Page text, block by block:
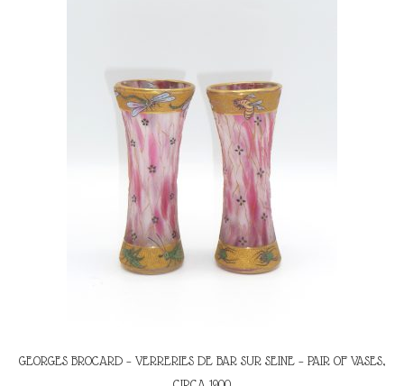
GEORGES BROCARD – VERRERIES DE BAR SUR SEINE – PAIR OF VASES,